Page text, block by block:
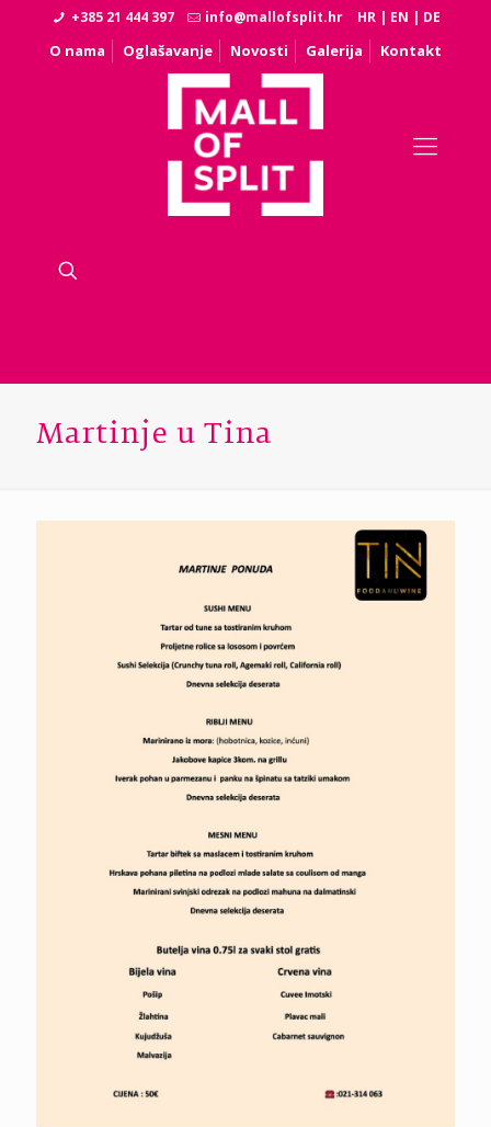
+385 21 444 397 info@mallofsplit.hr HR | EN | DE
O nama Oglašavanje Novosti Galerija Kontakt
Martinje u Tina